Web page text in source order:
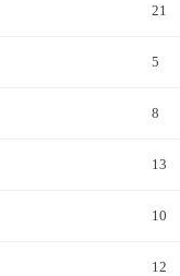
21
5
8
13
10
12